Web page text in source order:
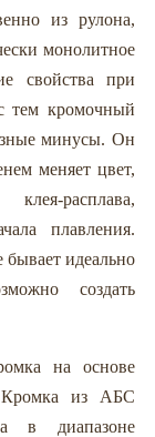
из рулона,
монолитное
свойства при
тем кромочный
минусы. Он
меняет цвет,
расплава,
плавления.
идеально
создать
на основе
из АБС
в диапазоне